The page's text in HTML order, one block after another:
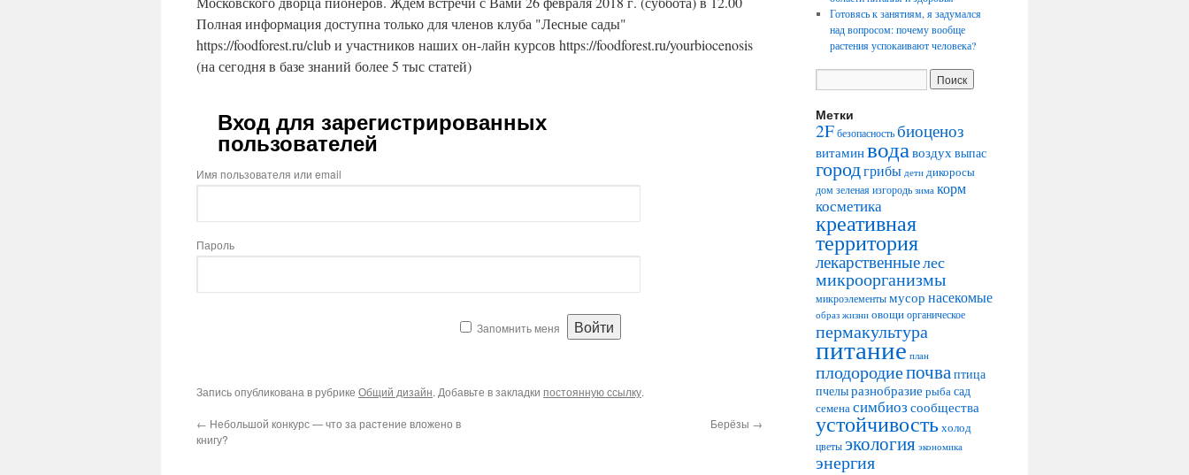
Полная информация доступна только для членов клуба "Лесные сады"
https://foodforest.ru/club и участников наших он-лайн курсов https://foodforest.ru/yourbiocenosis
(на сегодня в базе знаний более 5 тыс статей)
Вход для зарегистрированных
пользователей
Имя пользователя или email
Пароль
Запомнить меня
Запись опубликована в рубрике Общий дизайн. Добавьте в закладки постоянную ссылку.
← Небольшой конкурс — что за растение вложено в
книгу?
Берёзы →
Готовясь к занятиям, я задумался
над вопросом: почему вообще
растения успокаивают человека?
Метки
2F безопасность биоценоз
витаминводавоздухвыпас
городгрибы дети дикоросы
домзеленая изгородь зима корм
косметика
креативная
территория
лекарственныелес
микроорганизмы
микроэлементымусор насекомые
образ жизни овощи органическое
пермакультура
питание план
плодородиепочваптица
пчелыразнобразие рыбасад
семенасимбиоз сообщества
устойчивостьхолод
цветы экология экономика
энергия